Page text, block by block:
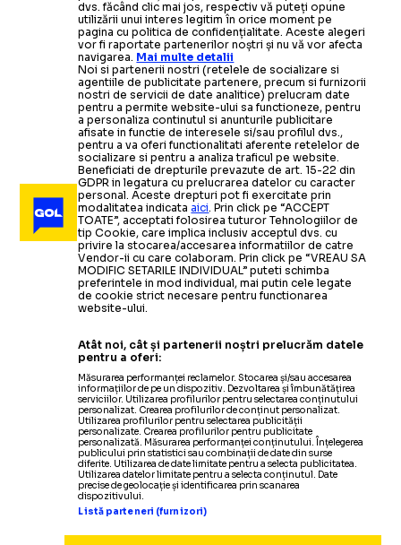
dvs. făcând clic mai jos, respectiv vă puteți opune
utilizării unui interes legitim în orice moment pe
pagina cu politica de confidențialitate. Aceste alegeri
vor fi raportate partenerilor noștri și nu vă vor afecta
navigarea. Mai multe detalii
Noi si partenerii nostri (retelele de socializare si
agentiile de publicitate partenere, precum si furnizorii
nostri de servicii de date analitice) prelucram date
pentru a permite website-ului sa functioneze, pentru
a personaliza continutul si anunturile publicitare
afisate in functie de interesele si/sau profilul dvs.,
pentru a va oferi functionalitati aferente retelelor de
socializare si pentru a analiza traficul pe website.
Beneficiati de drepturile prevazute de art. 15-22 din
GDPR in legatura cu prelucrarea datelor cu caracter
personal. Aceste drepturi pot fi exercitate prin
modalitatea indicataaici. Prin click pe “ACCEPT
TOATE”, acceptati folosirea tuturor Tehnologiilor de
tip Cookie, care implica inclusiv acceptul dvs. cu
privire la stocarea/accesarea informatiilor de catre
Vendor-ii cu care colaboram. Prin click pe “VREAU SA
MODIFIC SETARILE INDIVIDUAL” puteti schimba
preferintele in mod individual, mai putin cele legate
de cookie strict necesare pentru functionarea
website-ului.
Atât noi, cât și partenerii noștri prelucrăm datele
pentru a oferi:
Măsurarea performanței reclamelor. Stocarea și/sau accesarea
informațiilor de pe un dispozitiv. Dezvoltarea și îmbunătățirea
serviciilor. Utilizarea profilurilor pentru selectarea conținutului
personalizat. Crearea profilurilor de conținut personalizat.
Utilizarea profilurilor pentru selectarea publicității
personalizate. Crearea profilurilor pentru publicitate
personalizată. Măsurarea performanței conținutului. Înțelegerea
publicului prin statistici sau combinații de date din surse
diferite. Utilizarea de date limitate pentru a selecta publicitatea.
Utilizarea datelor limitate pentru a selecta conținutul. Date
precise de geolocație și identificarea prin scanarea
dispozitivului.
Listă parteneri (furnizori)